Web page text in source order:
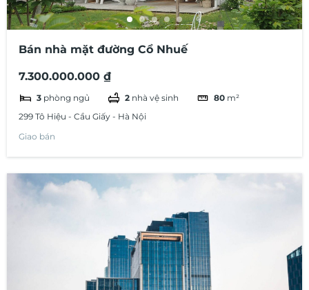
Bán nhà mặt đường Cổ Nhuế
7.300.000.000 ₫
3 phòng ngủ 2 nhà vệ sinh 80 m²
299 Tô Hiệu - Cầu Giấy - Hà Nội
Giao bán